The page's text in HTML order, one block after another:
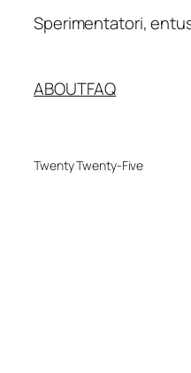
Sperimentatori,
ABOUTFAQ
Twenty Twenty-Five